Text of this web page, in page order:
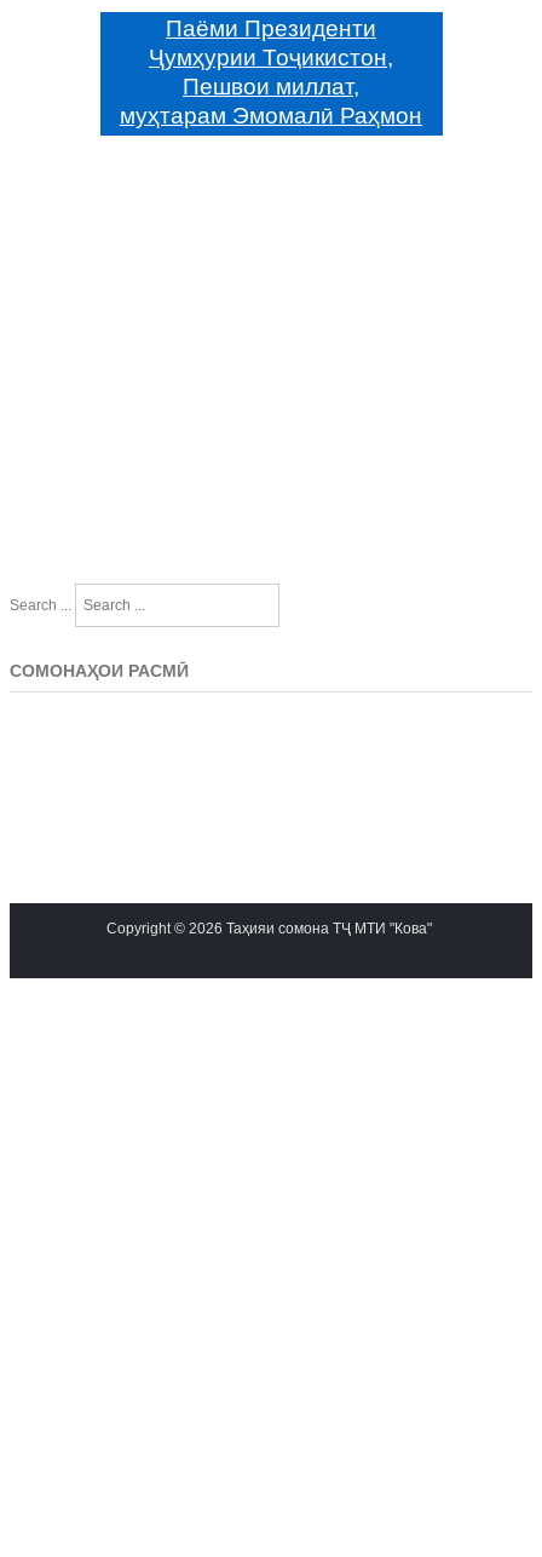
Паёми Президенти
Ҷумҳурии Тоҷикистон,
Пешвои миллат,
муҳтарам Эмомалӣ Раҳмон
Search ...
СОМОНАҲОИ РАСМӢ
Copyright © 2026 Таҳияи сомона ТҶ МТИ "Кова"